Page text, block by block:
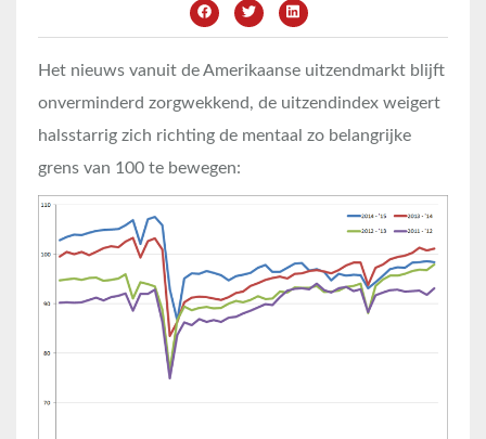
Het nieuws vanuit de Amerikaanse uitzendmarkt blijft
onverminderd zorgwekkend, de uitzendindex weigert
halsstarrig zich richting de mentaal zo belangrijke
grens van 100 te bewegen: